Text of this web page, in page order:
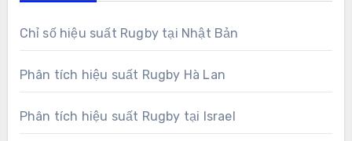
Chỉ số hiệu suất Rugby tại Nhật Bản
Phân tích hiệu suất Rugby Hà Lan
Phân tích hiệu suất Rugby tại Israel